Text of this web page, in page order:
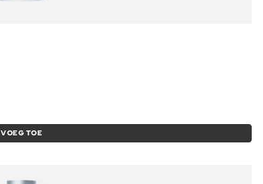
VOEG TOE